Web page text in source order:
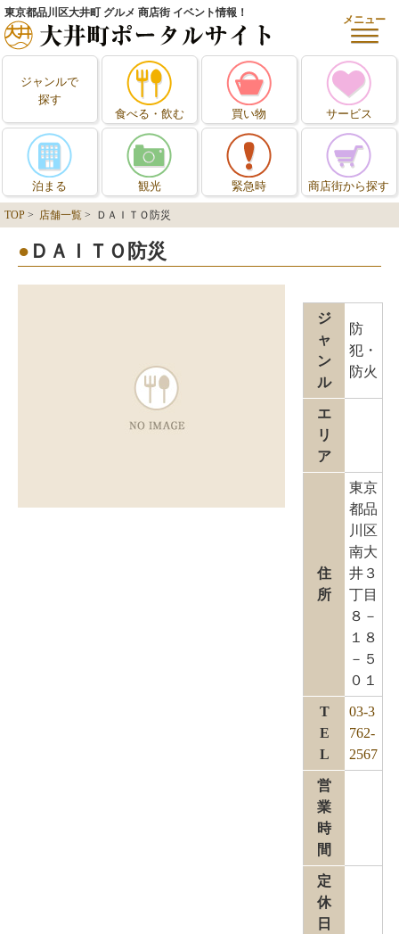
東京都品川区大井町 グルメ 商店街 イベント情報！
メニュー
ジャンルで
探す
食べる・飲む
買い物 サービス
泊まる 観光 緊急時 商店街から探す
TOP > 店舗一覧 > ＤＡＩＴＯ防災
ＤＡＩＴＯ防災
ジ
ャ
ン
ル
防
犯・
防火
エ
リ
ア
住
所
東京
都品
川区
南大
井３
丁目
８－
１８
－５
０１
T
E
L
03-3
762-
2567
営
業
時
間
定
休
日